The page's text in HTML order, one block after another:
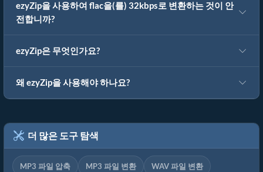
ezyZip을 사용하여 flac을(를) 32kbps로 변환하는 것이 안
전합니까?
ezyZip은 무엇인가요?
왜 ezyZip을 사용해야 하나요?
더 많은 도구 탐색
MP3 파일 압축 MP3 파일 변환 WAV 파일 변환